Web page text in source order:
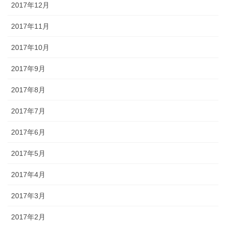
2017年12月
2017年11月
2017年10月
2017年9月
2017年8月
2017年7月
2017年6月
2017年5月
2017年4月
2017年3月
2017年2月